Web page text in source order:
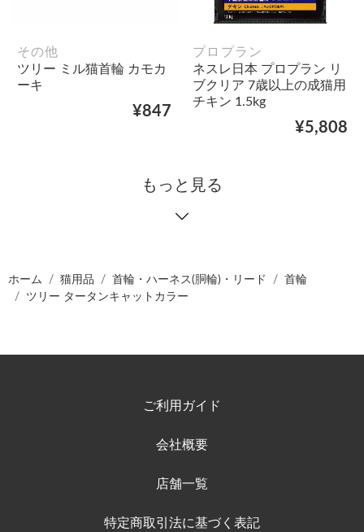
その他
ツリー ミル猫首輪 カモカ
ーキ
¥847
プロプラン
ネスレ日本 プロプラン リ
ブクリア 7歳以上の成猫用
チキン 1.5kg
¥5,808
もっと見る
ホーム 猫用品 首輪・ハーネス(胴輪)・リード
首輪
ツリー タータンキャットカラー
ご利用ガイド
会社概要
店舗一覧
特定商取引法に基づく表記